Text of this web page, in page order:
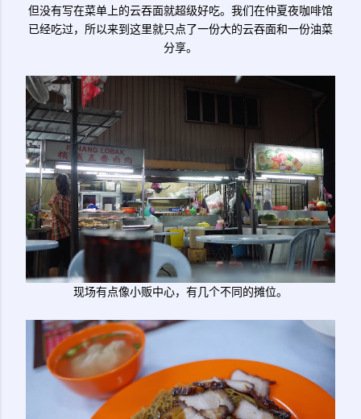
但没有写在菜单上的云吞面就超级好吃。我们在仲夏夜咖啡馆
已经吃过，所以来到这里就只点了一份大的云吞面和一份油菜
分享。
现场有点像小贩中心，有几个不同的摊位。